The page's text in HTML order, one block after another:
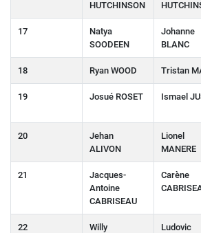
HUTCHINSON
17
Natya
SOODEEN
Johanne
BLANC
18 Ryan WOOD Tristan
19 Josué ROSET Ismael
20
Jehan
ALIVON
Lionel
MANERE
21
Jacques-
Antoine
CABRISEAU
Carène
22
Willy
Ludovic